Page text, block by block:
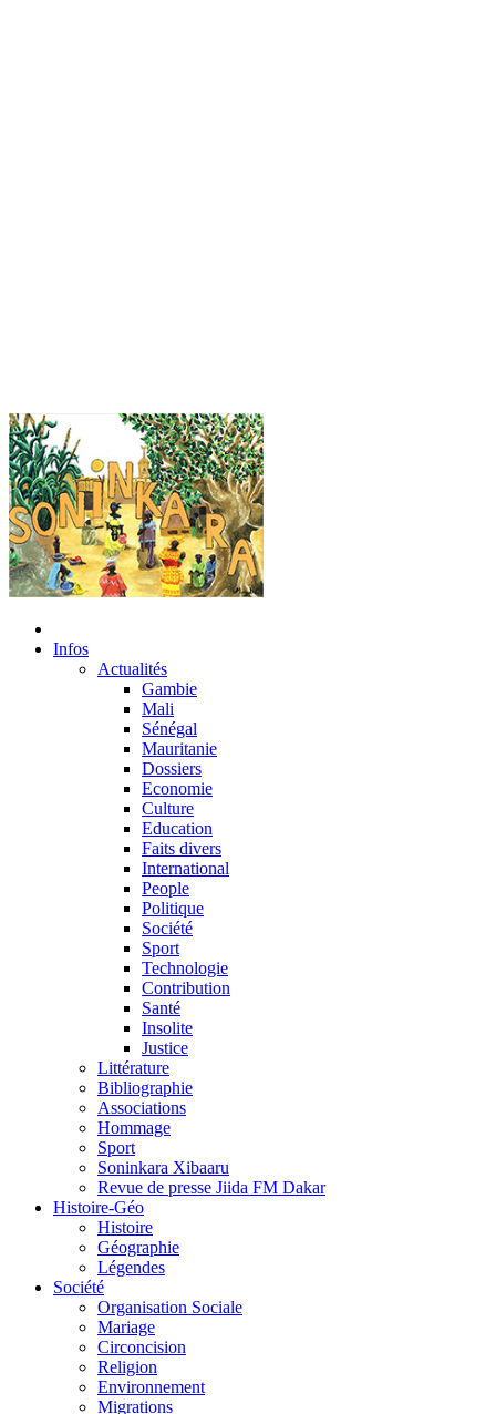
Infos
Actualités
Gambie
Mali
Sénégal
Mauritanie
Dossiers
Economie
Culture
Education
Faits divers
International
People
Politique
Société
Sport
Technologie
Contribution
Santé
Insolite
Justice
Littérature
Bibliographie
Associations
Hommage
Sport
Soninkara Xibaaru
Revue de presse Jiida FM Dakar
Histoire-Géo
Histoire
Géographie
Légendes
Société
Organisation Sociale
Mariage
Circoncision
Religion
Environnement
Migrations